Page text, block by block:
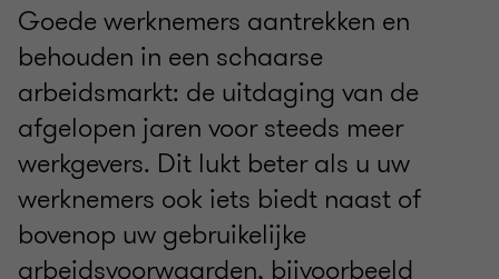
Goede werknemers aantrekken en
behouden in een schaarse
arbeidsmarkt: de uitdaging van de
afgelopen jaren voor steeds meer
werkgevers. Dit lukt beter als u uw
werknemers ook iets biedt naast of
bovenop uw gebruikelijke
arbeidsvoorwaarden, bijvoorbeeld